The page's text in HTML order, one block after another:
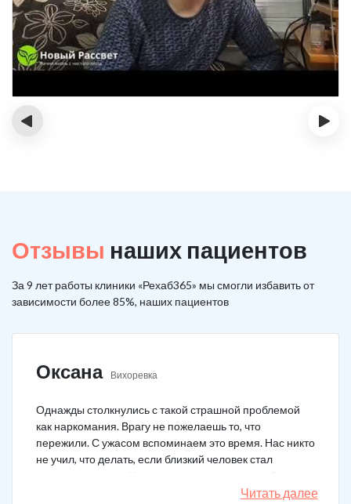
‹ ›
Отзывы наших пациентов
За 9 лет работы клиники «Рехаб365» мы смогли избавить от
зависимости более 85%, наших пациентов
Оксана Вихоревка
Однажды столкнулись с такой страшной проблемой
как наркомания. Врагу не пожелаешь то, что
пережили. С ужасом вспоминаем это время. Нас никто
не учил, что делать, если близкий человек стал
наркозависимым. Честно говоря, надежды не было,
думали, что все лечение бесполезно, но решилиЧитать далее